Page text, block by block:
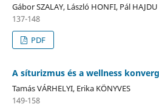
Gábor SZALAY, László HONFI, Pál HAJDU
137-148
PDF
A síturizmus és a wellness
Tamás VÁRHELYI, Erika KÖNYVES
149-158